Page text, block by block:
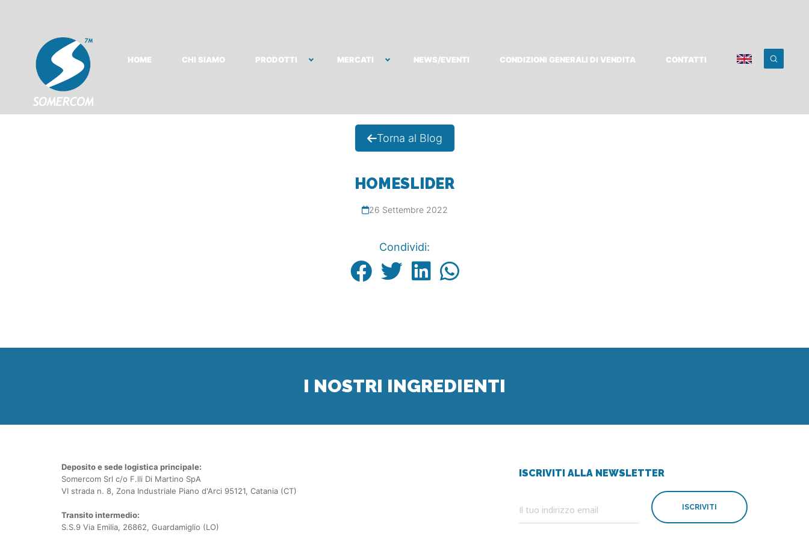
HOME CHI SIAMO PRODOTTI MERCATI NEWS/EVENTI CONDIZIONI GENERALI DI VENDITA CONTATTI
Torna al Blog
HOMESLIDER
26 Settembre 2022
Condividi:
I NOSTRI INGREDIENTI
Deposito e sede logistica principale:
Somercom Srl c/o F.lli Di Martino SpA
VI strada n. 8, Zona Industriale Piano d'Arci 95121, Catania (CT)
Transito intermedio:
S.S.9 Via Emilia, 26862, Guardamiglio (LO)
ISCRIVITI ALLA NEWSLETTER
ISCRIVITI